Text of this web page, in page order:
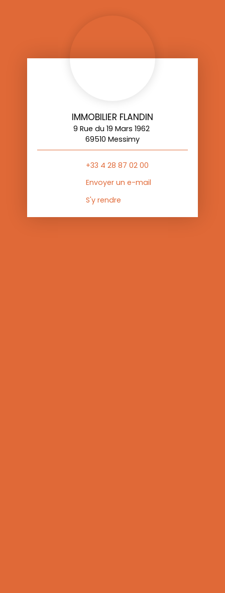
IMMOBILIER FLANDIN
9 Rue du 19 Mars 1962
69510 Messimy
+33 4 28 87 02 00
Envoyer un e-mail
S'y rendre